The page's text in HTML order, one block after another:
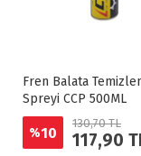
Fren Balata
Spreyi CCP 500ML
%10
130,70 TL
117,90